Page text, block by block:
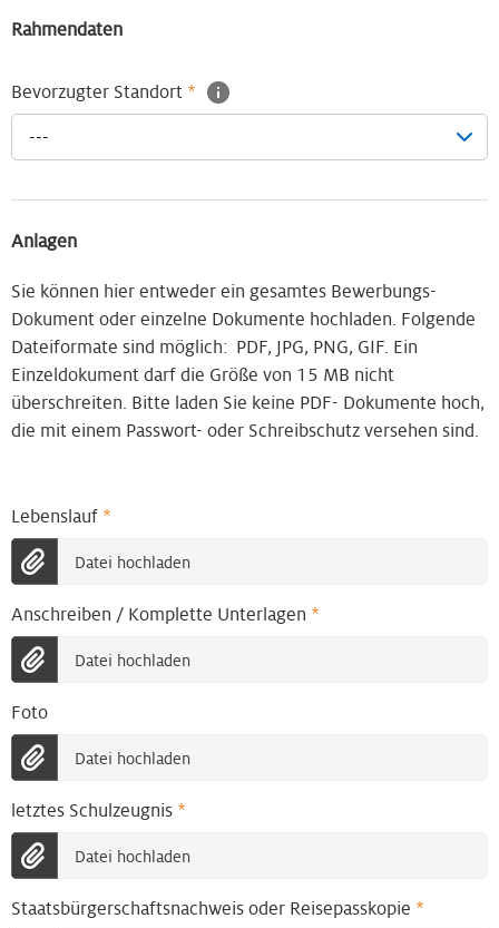
Rahmendaten
Bevorzugter Standort *
---
Anlagen
Sie können hier entweder ein gesamtes Bewerbungs-
Dokument oder einzelne Dokumente hochladen. Folgende
Dateiformate sind möglich: PDF, JPG, PNG, GIF. Ein
Einzeldokument darf die Größe von 15 MB nicht
überschreiten. Bitte laden Sie keine PDF- Dokumente hoch,
die mit einem Passwort- oder Schreibschutz versehen sind.
Lebenslauf *
Datei hochladen
Anschreiben / Komplette Unterlagen *
Datei hochladen
Foto
Datei hochladen
letztes Schulzeugnis *
Datei hochladen
Staatsbürgerschaftsnachweis oder Reisepasskopie *